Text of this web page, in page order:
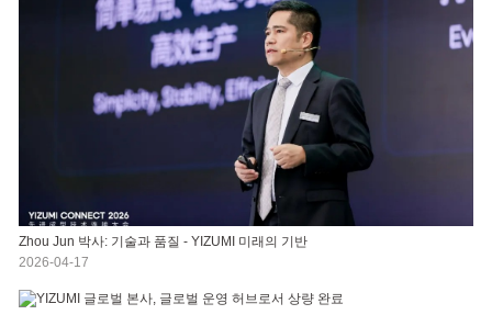
Zhou Jun 박사: 기술과 품질 - YIZUMI 미래의 기반
2026-04-17